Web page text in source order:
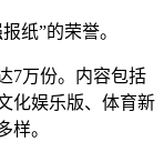
纸”的荣誉。
7万份。内容包括
化娱乐版、体育新
样。